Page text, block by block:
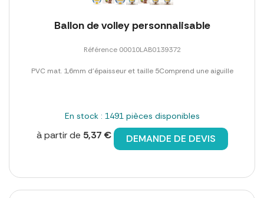
Ballon de volley personnalisable
Référence 00010LAB0139372
PVC mat. 1,6mm d'épaisseur et taille 5Comprend une aiguille
En stock : 1491 pièces disponibles
à partir de 5,37 € DEMANDE DE DEVIS